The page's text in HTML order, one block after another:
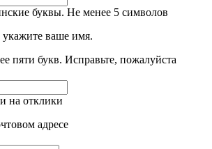
буквы. Не менее 5 символов
ваше имя.
пяти букв. Исправьте, пожалуйста
на отклики
адресе